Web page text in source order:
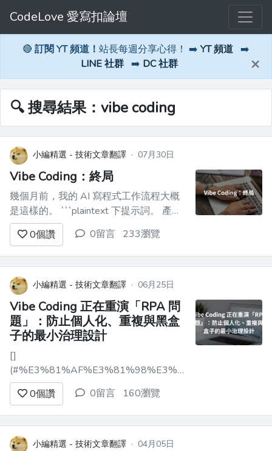
CodeLove 愛寫扣論壇
🔴 訂閱 YT 頻道！ 站長每週分享心得！ ➡️ YT 頻道 ➡️
LINE 社群 ➡️ DC 社群 ×
🔍 搜尋結果：vibe coding
小編精選 - 技術文章翻譯 · 07月30日
Vibe Coding：終局
幾個月前，我的 AI 寫程式工作流程大概
是這樣的。 ```plaintext 下提示詞。 產
生。 複製。 執行。 出錯。 再下提示詞。
再產生。 弄壞別的東西。 修掉那個。 慶
祝。 ``` 如果你曾經用 AI 做過任何東西，
你大概也經歷過這個循環。 老實說，我
很喜歡，而且到現在還是很喜歡。Vi...
0個讚 0留言 233瀏覽
小編精選 - 技術文章翻譯 · 06月25日
Vibe Coding 正在重演「RPA 問
題」：防止個人化、重複與黑盒
子的最小治理設計
[]
前言
我是 GMO Connect 的平島。 自從團隊開
始使用 Claude Code 之後，雖然變得更方
便了，但也衍生出...
0個讚 0留言 160瀏覽
小編精選 - 技術文章翻譯 · 04月05日